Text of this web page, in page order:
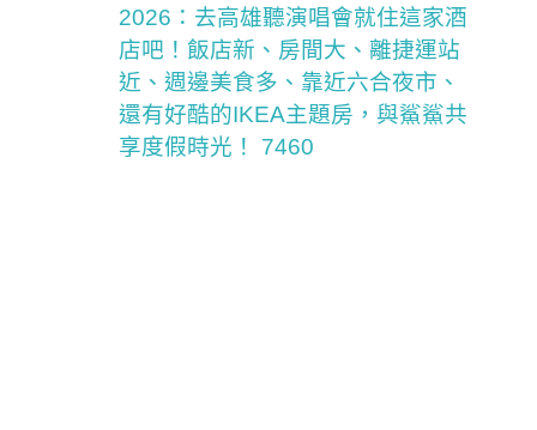
2026：去高雄聽演唱會就住這家酒
店吧！飯店新、房間大、離捷運站
近、週邊美食多、靠近六合夜市、
還有好酷的IKEA主題房，與鯊鯊共
享度假時光！ 7460